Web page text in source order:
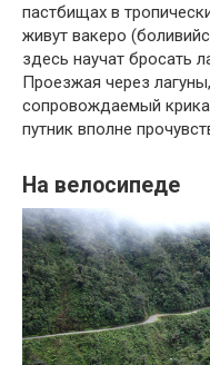
пастбищах в
живут вакеро
здесь научат бросать
Проезжая через
сопровождаемый
путник вполне
На велосипеде